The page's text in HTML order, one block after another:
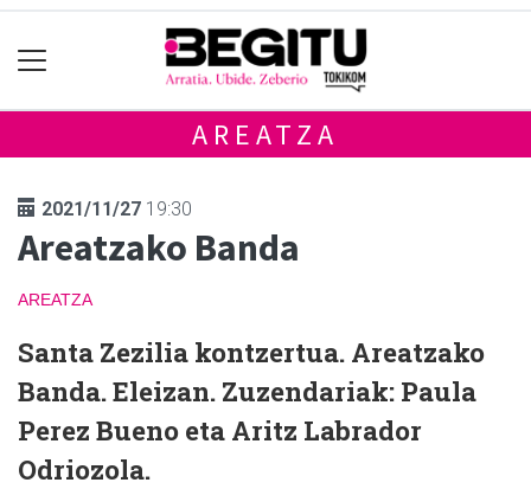
AREATZA
2021/11/27 19:30
Areatzako Banda
AREATZA
Santa Zezilia kontzertua. Areatzako
Banda. Eleizan. Zuzendariak: Paula
Perez Bueno eta Aritz Labrador
Odriozola.